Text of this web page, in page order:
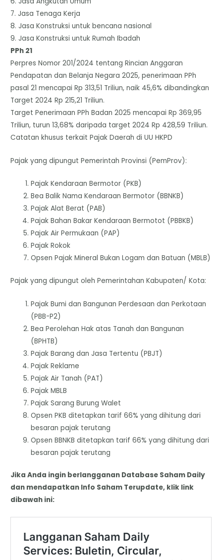
7. Jasa Tenaga Kerja
8. Jasa Konstruksi untuk bencana nasional
9. Jasa Konstruksi untuk Rumah Ibadah
PPh 21
Perpres Nomor 201/2024 tentang Rincian Anggaran
Pendapatan dan Belanja Negara 2025, penerimaan PPh
pasal 21 mencapai Rp 313,51 Triliun, naik 45,6% dibandingkan
Target 2024 Rp 215,21 Triliun.
Target Penerimaan PPh Badan 2025 mencapai Rp 369,95
Triliun, turun 13,68% daripada target 2024 Rp 428,59 Triliun.
Catatan khusus terkait Pajak Daerah di UU HKPD
Pajak yang dipungut Pemerintah Provinsi (PemProv):
Pajak Kendaraan Bermotor (PKB)
Bea Balik Nama Kendaraan Bermotor (BBNKB)
Pajak Alat Berat (PAB)
Pajak Bahan Bakar Kendaraan Bermotot (PBBKB)
Pajak Air Permukaan (PAP)
Pajak Rokok
Opsen Pajak Mineral Bukan Logam dan Batuan (MBLB)
Pajak yang dipungut oleh Pemerintahan Kabupaten/ Kota:
Pajak Bumi dan Bangunan Perdesaan dan Perkotaan
(PBB-P2)
Bea Perolehan Hak atas Tanah dan Bangunan
(BPHTB)
Pajak Barang dan Jasa Tertentu (PBJT)
Pajak Reklame
Pajak Air Tanah (PAT)
Pajak MBLB
Pajak Sarang Burung Walet
Opsen PKB ditetapkan tarif 66% yang dihitung dari
besaran pajak terutang
Opsen BBNKB ditetapkan tarif 66% yang dihitung dari
besaran pajak terutang
Jika Anda ingin berlangganan Database Saham Daily
dan mendapatkan Info Saham Terupdate, klik link
dibawah ini: